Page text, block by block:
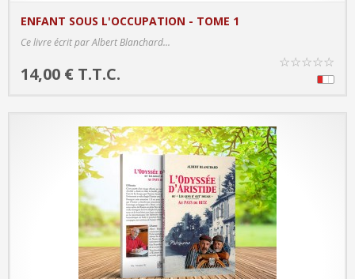
ENFANT SOUS L'OCCUPATION - TOME 1
Ce livre écrit par Albert Blanchard...
14,00 € T.T.C.
☆☆☆☆☆